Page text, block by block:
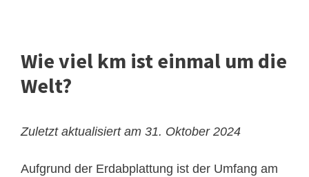
Wie viel km ist einmal um die
Welt?
Zuletzt aktualisiert am 31. Oktober 2024
Aufgrund der Erdabplattung ist der Umfang am